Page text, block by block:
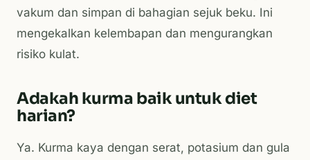
vakum dan simpan di bahagian sejuk beku. Ini
mengekalkan kelembapan dan mengurangkan
risiko kulat.
Adakah kurma baik untuk diet
harian?
Ya. Kurma kaya dengan serat, potasium dan gula